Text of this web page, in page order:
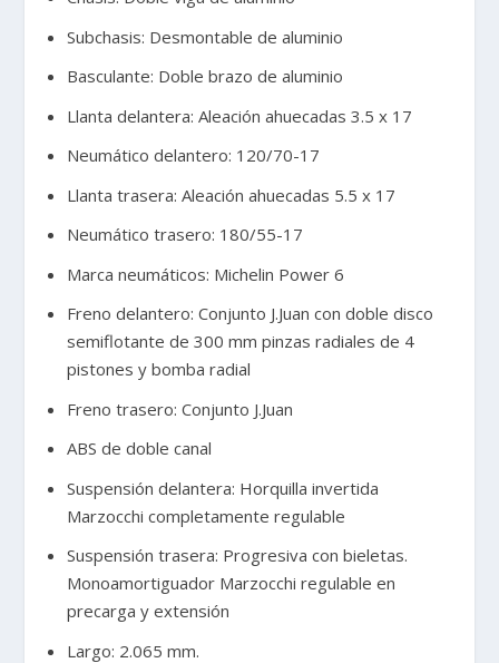
Subchasis: Desmontable de aluminio
Basculante: Doble brazo de aluminio
Llanta delantera: Aleación ahuecadas 3.5 x 17
Neumático delantero: 120/70-17
Llanta trasera: Aleación ahuecadas 5.5 x 17
Neumático trasero: 180/55-17
Marca neumáticos: Michelin Power 6
Freno delantero: Conjunto J.Juan con doble disco
semiflotante de 300 mm pinzas radiales de 4
pistones y bomba radial
Freno trasero: Conjunto J.Juan
ABS de doble canal
Suspensión delantera: Horquilla invertida
Marzocchi completamente regulable
Suspensión trasera: Progresiva con bieletas.
Monoamortiguador Marzocchi regulable en
precarga y extensión
Largo: 2.065 mm.